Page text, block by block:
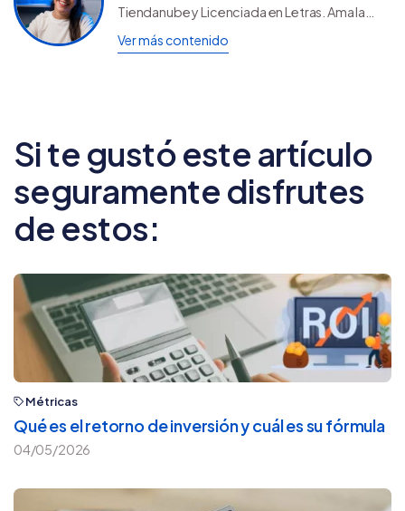
Tiendanube y Licenciada en Letras. Ama la
literatura, el mate, el teatro musical, los
rompecabezas y viajar por el mundo.
Ver más contenido
Si te gustó este artículo
seguramente disfrutes
de estos:
Métricas
Qué es el retorno de inversión y cuál es su fórmula
04/05/2026